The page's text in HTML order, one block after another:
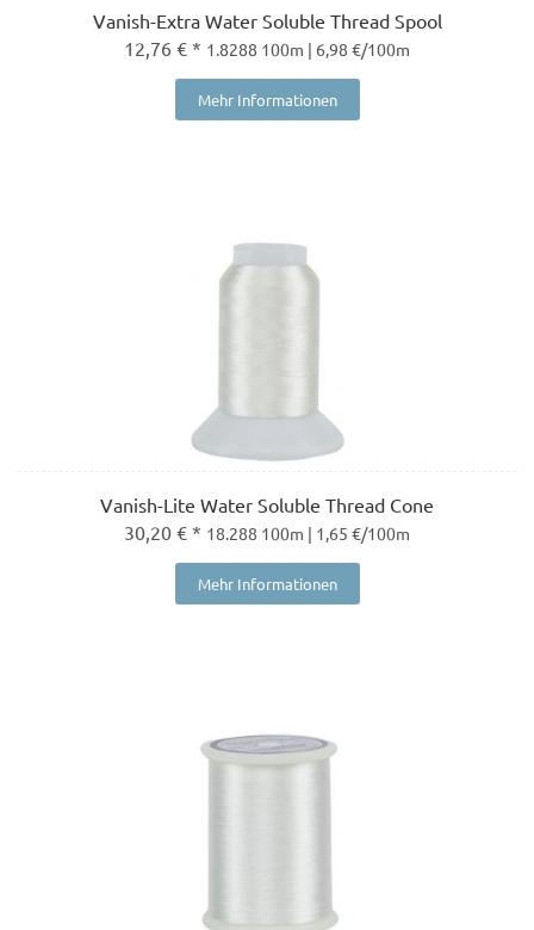
Vanish-Extra Water Soluble Thread Spool
12,76 € * 1.8288 100m | 6,98 €/100m
Mehr Informationen
Vanish-Lite Water Soluble Thread Cone
30,20 € * 18.288 100m | 1,65 €/100m
Mehr Informationen